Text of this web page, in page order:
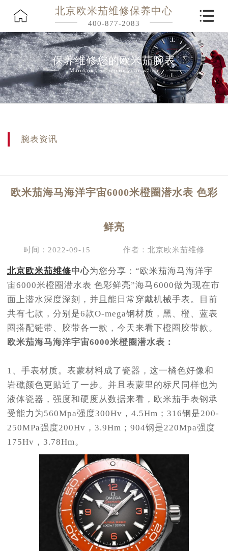
北京欧米茄维修保养中心
400-877-2083
保养维修您的欧米茄腕表
Maintain and repair your watch
腕表资讯
欧米茄海马海洋宇宙6000米橙圈潜水表 色彩
鲜亮
时间：2022-09-15 作者：北京欧米茄维修
北京欧米茄维修中心为您分享：“欧米茄海马海洋宇
宙6000米橙圈潜水表 色彩鲜亮”海马6000做为现在市
面上潜水深度深刻，并且能日常穿戴机械手表。目前
共有七款，分别是6款O-mega钢材质，黑、橙、蓝表
圈搭配链带、胶带各一款，今天来看下橙圈胶带款。
欧米茄海马海洋宇宙6000米橙圈潜水表：
1、手表材质。表蒙材料成了瓷器，这一橘色好像和
岩礁颜色更贴近了一步。并且表蒙里的标尺同样也为
液体瓷器，强度和硬度从数据来看，欧米茄手表钢承
受能力为560Mpa强度300Hv，4.5Hm；316钢是200-
250MPa强度200Hv，3.9Hm；904钢是220Mpa强度
175Hv，3.78Hm。